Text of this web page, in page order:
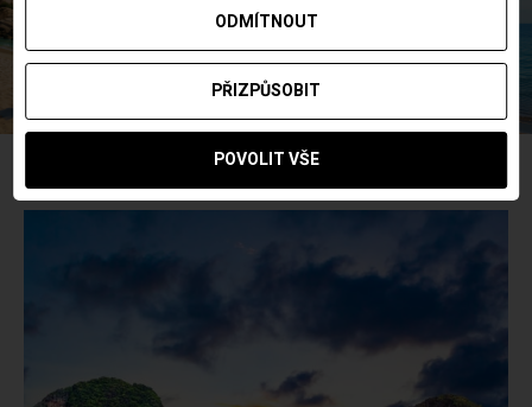
ODMÍTNOUT
PŘIZPŮSOBIT
POVOLIT VŠE